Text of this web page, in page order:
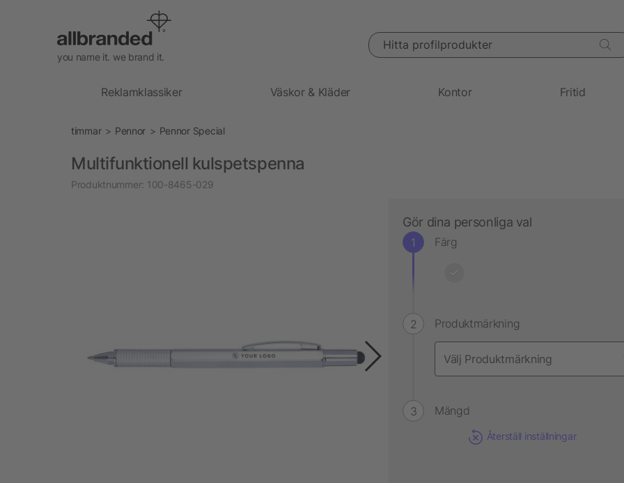
you name it. we brand it.
Hitta profilprodukter
Reklamklassiker Väskor & Kläder Kontor Fritid
timmar Pennor Pennor Special
Multifunktionell kulspetspenna
Produktnummer: 100-8465-029
Gör dina personliga val
Färg
Produktmärkning
Mängd
Återställ inställningar